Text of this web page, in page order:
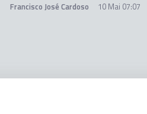
Francisco José Cardoso 10 Mai 07:07